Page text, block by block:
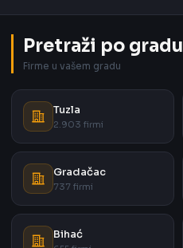
Pretraži po gradu
Firme u vašem gradu
Tuzla
2.903 firmi
Gradačac
737 firmi
Bihać